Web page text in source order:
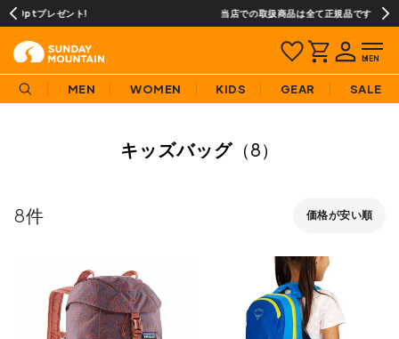
当店での取扱商品は全て正規品です
MEN WOMEN KIDS GEAR SALE
キッズバッグ（8）
価格が安い順
8